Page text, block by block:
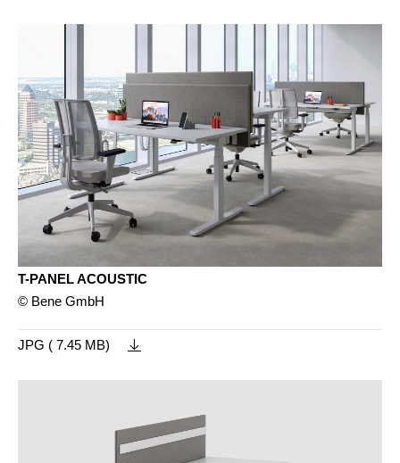
T-PANEL ACOUSTIC
© Bene GmbH
JPG ( 7.45 MB)